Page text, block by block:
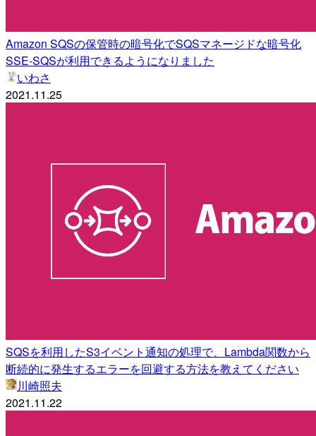
Amazon SQSの保管時の暗号化でSQSマネージドな暗号化
SSE-SQSが利用できるようになりました
いわさ
2021.11.25
SQSを利用したS3イベント通知の処理で、Lambda関数から
断続的に発生するエラーを回避する方法を教えてください
川崎照夫
2021.11.22